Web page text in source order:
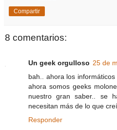
Compartir
8 comentarios:
Un geek orgulloso 25 de
bah.. ahora los
ahora somos geeks
nuestro gran saber.. se
necesitan más de lo que
Responder